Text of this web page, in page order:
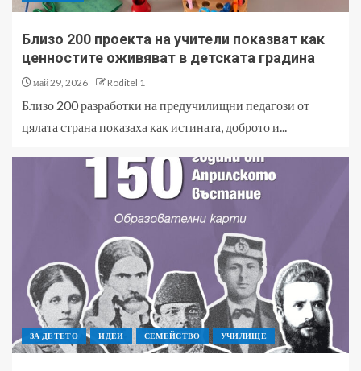
Близо 200 проекта на учители показват как
ценностите оживяват в детската градина
май 29, 2026 Roditel 1
Близо 200 разработки на предучилищни педагози от
цялата страна показаха как истината, доброто и...
ЗА ДЕТЕТО ИДЕИ СЕМЕЙСТВО УЧИЛИЩЕ